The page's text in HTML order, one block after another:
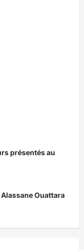
présentés au
Ouattara